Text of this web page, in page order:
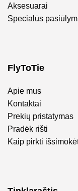
Aksesuarai
Specialūs
FlyToTie
Apie mus
Kontaktai
Prekių pristatymas
Pradėk rišti
Kaip pirkti